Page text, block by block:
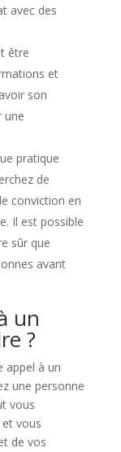
avec des
être
et
son
une
pratique
de
conviction en
Il est possible
sûr que
avant
un
?
appel à un
une personne
vous
vous
de vos